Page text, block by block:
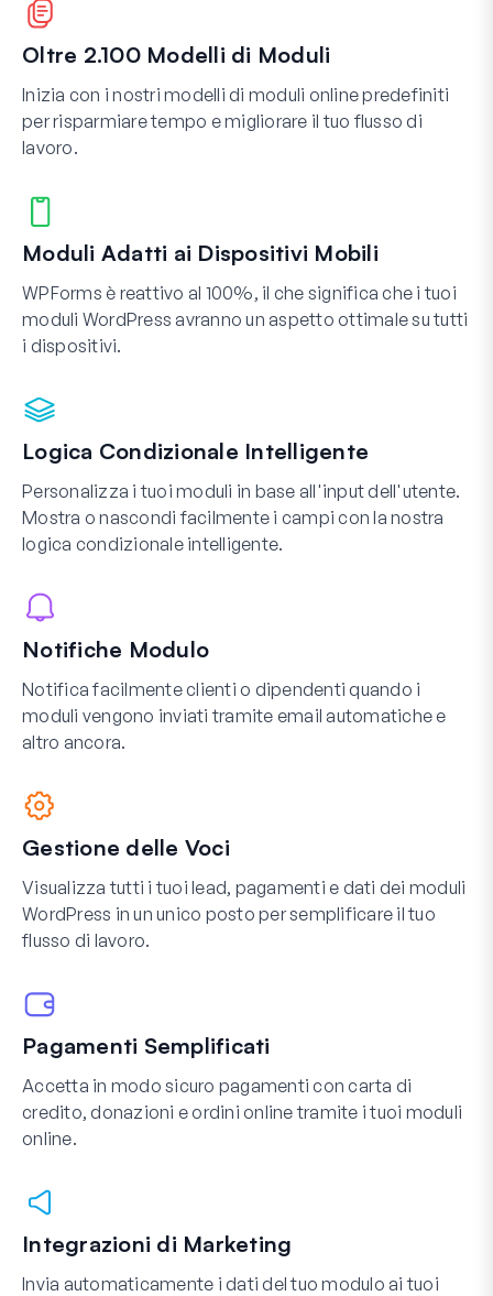
Oltre 2.100 Modelli di Moduli
Inizia con i nostri modelli di moduli online predefiniti
per risparmiare tempo e migliorare il tuo flusso di
lavoro.
Moduli Adatti ai Dispositivi Mobili
WPForms è reattivo al 100%, il che significa che i tuoi
moduli WordPress avranno un aspetto ottimale su tutti
i dispositivi.
Logica Condizionale Intelligente
Personalizza i tuoi moduli in base all'input dell'utente.
Mostra o nascondi facilmente i campi con la nostra
logica condizionale intelligente.
Notifiche Modulo
Notifica facilmente clienti o dipendenti quando i
moduli vengono inviati tramite email automatiche e
altro ancora.
Gestione delle Voci
Visualizza tutti i tuoi lead, pagamenti e dati dei moduli
WordPress in un unico posto per semplificare il tuo
flusso di lavoro.
Pagamenti Semplificati
Accetta in modo sicuro pagamenti con carta di
credito, donazioni e ordini online tramite i tuoi moduli
online.
Integrazioni di Marketing
Invia automaticamente i dati del tuo modulo ai tuoi